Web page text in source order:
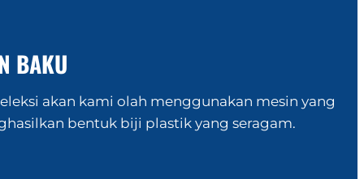
BAKU
akan kami olah menggunakan mesin yang
bentuk biji plastik yang seragam.